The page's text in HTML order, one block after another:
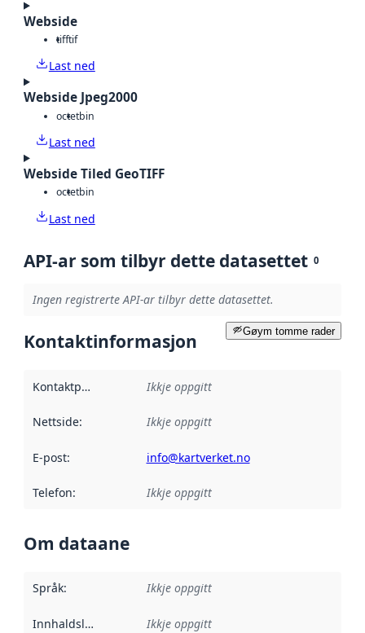
Webside
tifftif
Last ned
Webside Jpeg2000
octetbin
Last ned
Webside Tiled GeoTIFF
octetbin
Last ned
API-ar som tilbyr dette datasettet 0
Ingen registrerte API-ar tilbyr dette datasettet.
Gøym tomme rader
Kontaktinformasjon
Kontaktpunkt Ikkje oppgitt
Nettside: Ikkje oppgitt
E-post: info@kartverket.no
Telefon: Ikkje oppgitt
Om dataane
Språk: Ikkje oppgitt
Innhaldsleverandørar :
Ikkje oppgitt